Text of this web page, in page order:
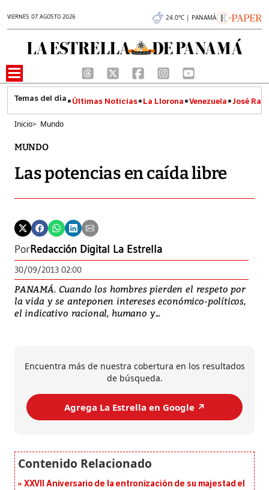
VIERNES 07 AGOSTO 2026 24.0°C | PANAMÁ
Últimas Noticias La Llorona Venezuela José
Inicio> Mundo
MUNDO
Las potencias en caída libre
PorRedacción Digital La Estrella
30/09/2013 02:00
PANAMÁ. Cuando los hombres pierden el respeto por
la vida y se anteponen intereses económico-políticos,
el indicativo racional, humano y...
Encuentra más de nuestra cobertura en los resultados
de búsqueda.
Agrega La Estrella en Google ↗️
XXVII Aniversario de la entronización de su majestad el